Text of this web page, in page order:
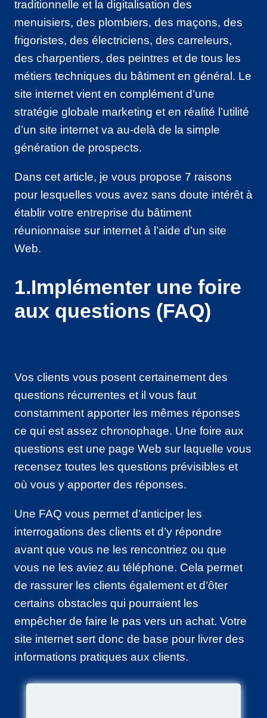
traditionnelle et la digitalisation des
menuisiers, des plombiers, des maçons, des
frigoristes, des électriciens, des carreleurs,
des charpentiers, des peintres et de tous les
métiers techniques du bâtiment en général. Le
site internet vient en complément d’une
stratégie globale marketing et en réalité l’utilité
d’un site internet va au-delà de la simple
génération de prospects.
Dans cet article, je vous propose 7 raisons
pour lesquelles vous avez sans doute intérêt à
établir votre entreprise du bâtiment
réunionnaise sur internet à l’aide d’un site
Web.
1.Implémenter une foire
aux questions (FAQ)
Vos clients vous posent certainement des
questions récurrentes et il vous faut
constamment apporter les mêmes réponses
ce qui est assez chronophage. Une foire aux
questions est une page Web sur laquelle vous
recensez toutes les questions prévisibles et
où vous y apporter des réponses.
Une FAQ vous permet d’anticiper les
interrogations des clients et d’y répondre
avant que vous ne les rencontriez ou que
vous ne les aviez au téléphone. Cela permet
de rassurer les clients également et d’ôter
certains obstacles qui pourraient les
empêcher de faire le pas vers un achat. Votre
site internet sert donc de base pour livrer des
informations pratiques aux clients.